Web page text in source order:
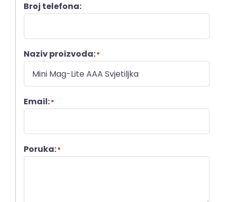
Broj telefona:
Naziv proizvoda:*
Email:*
Poruka:*